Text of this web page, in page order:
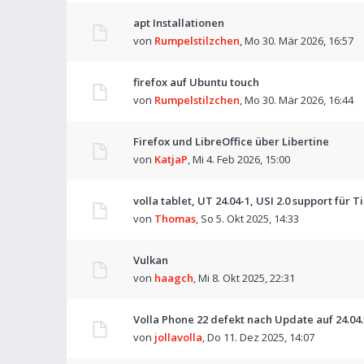
apt Installationen
von Rumpelstilzchen,Mo 30. Mär 2026, 16:57
firefox auf Ubuntu touch
von Rumpelstilzchen,Mo 30. Mär 2026, 16:44
Firefox und LibreOffice über Libertine
von KatjaP,Mi 4. Feb 2026, 15:00
volla tablet, UT 24.04-1, USI 2.0 support für
von Thomas, So 5. Okt 2025, 14:33
Vulkan
von haagch,Mi 8. Okt 2025, 22:31
Volla Phone 22 defekt nach Update auf
von jollavolla,Do 11. Dez 2025, 14:07